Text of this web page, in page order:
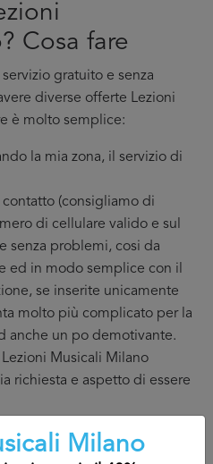
Cosa fare
gratuito e senza
diverse offerte Lezioni
è molto semplice:
la mia zona, il servizio di
(consigliamo di
di cellulare valido e sul
senza problemi, cosi da
ed in modo semplice con il
se inserite unicamente
molto più complicato per la
anche un po demotivante.
Musicali Milano
richiesta e aspetto di essere
nelle 24/48 che seguono
Milano